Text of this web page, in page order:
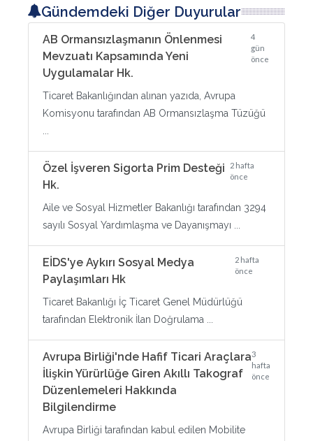
Gündemdeki Diğer Duyurular
AB Ormansızlaşmanın Önlenmesi
Mevzuatı Kapsamında Yeni
Uygulamalar Hk.
4
gün
önce
Ticaret Bakanlığından alınan yazıda, Avrupa
Komisyonu tarafından AB Ormansızlaşma Tüzüğü
Özel İşveren Sigorta Prim Desteği
Hk.
2 hafta
önce
Aile ve Sosyal Hizmetler Bakanlığı tarafından 3294
sayılı Sosyal Yardımlaşma ve Dayanışmayı ...
EİDS'ye Aykırı Sosyal Medya
Paylaşımları Hk
2 hafta
önce
Ticaret Bakanlığı İç Ticaret Genel Müdürlüğü
tarafından Elektronik İlan Doğrulama ...
Avrupa Birliği'nde Hafif Ticari Araçlara
İlişkin Yürürlüğe Giren Akıllı Takograf
Düzenlemeleri Hakkında
Bilgilendirme
3
hafta
önce
Avrupa Birliği tarafından kabul edilen Mobilite